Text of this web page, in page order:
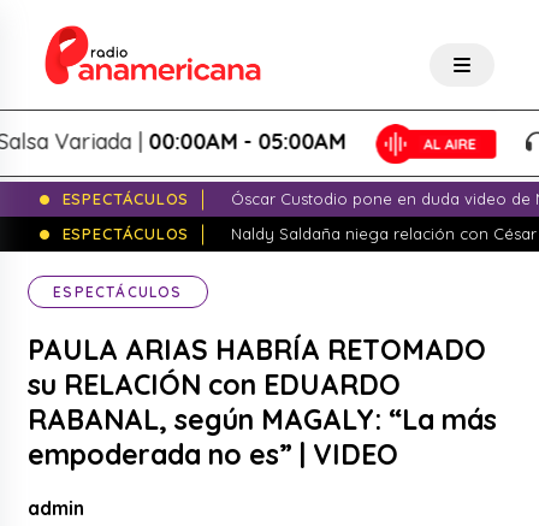
|00:00AM - 05:00AM
ESPECTÁCULOS
Óscar Custodio pone en duda video de
ESPECTÁCULOS
Naldy Saldaña niega relación con
ESPECTÁCULOS
PAULA ARIAS HABRÍA RETOMADO
su RELACIÓN con EDUARDO
RABANAL, según MAGALY: “La más
empoderada no es” | VIDEO
admin